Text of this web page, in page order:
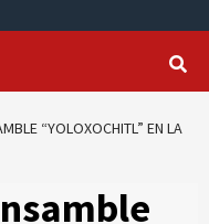
“YOLOXOCHITL” EN LA